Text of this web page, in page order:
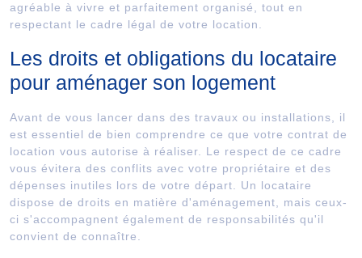
agréable à vivre et parfaitement organisé, tout en
respectant le cadre légal de votre location.
Les droits et obligations du locataire
pour aménager son logement
Avant de vous lancer dans des travaux ou installations, il
est essentiel de bien comprendre ce que votre contrat de
location vous autorise à réaliser. Le respect de ce cadre
vous évitera des conflits avec votre propriétaire et des
dépenses inutiles lors de votre départ. Un locataire
dispose de droits en matière d'aménagement, mais ceux-
ci s'accompagnent également de responsabilités qu'il
convient de connaître.